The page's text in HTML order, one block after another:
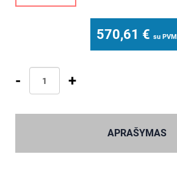
570,61 € su PVM
- +
APRAŠYMAS